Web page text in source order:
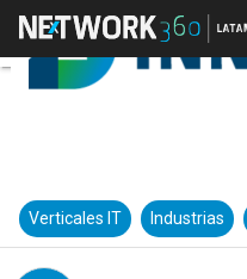
Verticales IT Industrias